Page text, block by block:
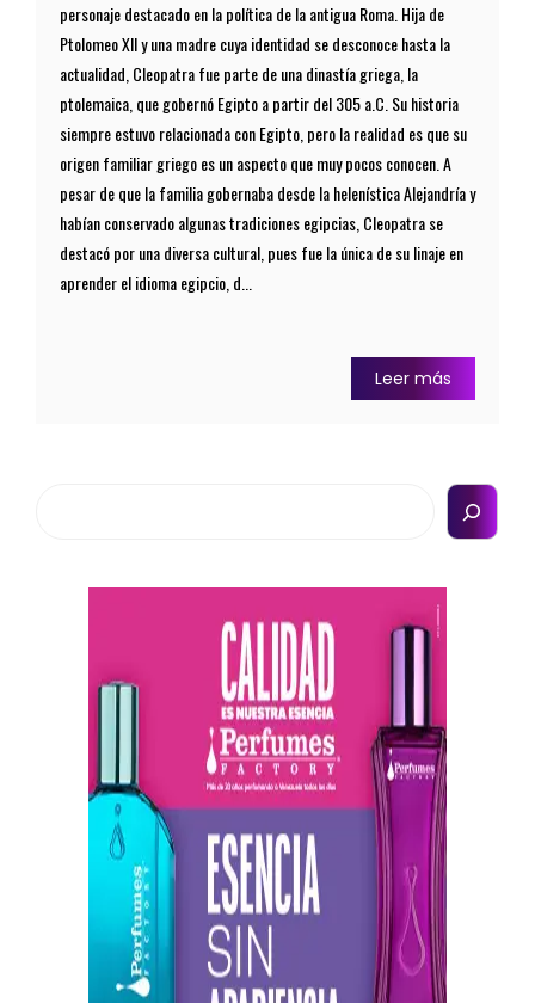
personaje destacado en la política de la antigua Roma. Hija de
Ptolomeo XII y una madre cuya identidad se desconoce hasta la
actualidad, Cleopatra fue parte de una dinastía griega, la
ptolemaica, que gobernó Egipto a partir del 305 a.C. Su historia
siempre estuvo relacionada con Egipto, pero la realidad es que su
origen familiar griego es un aspecto que muy pocos conocen. A
pesar de que la familia gobernaba desde la helenística Alejandría y
habían conservado algunas tradiciones egipcias, Cleopatra se
destacó por una diversa cultural, pues fue la única de su linaje en
aprender el idioma egipcio, d...
Leer más